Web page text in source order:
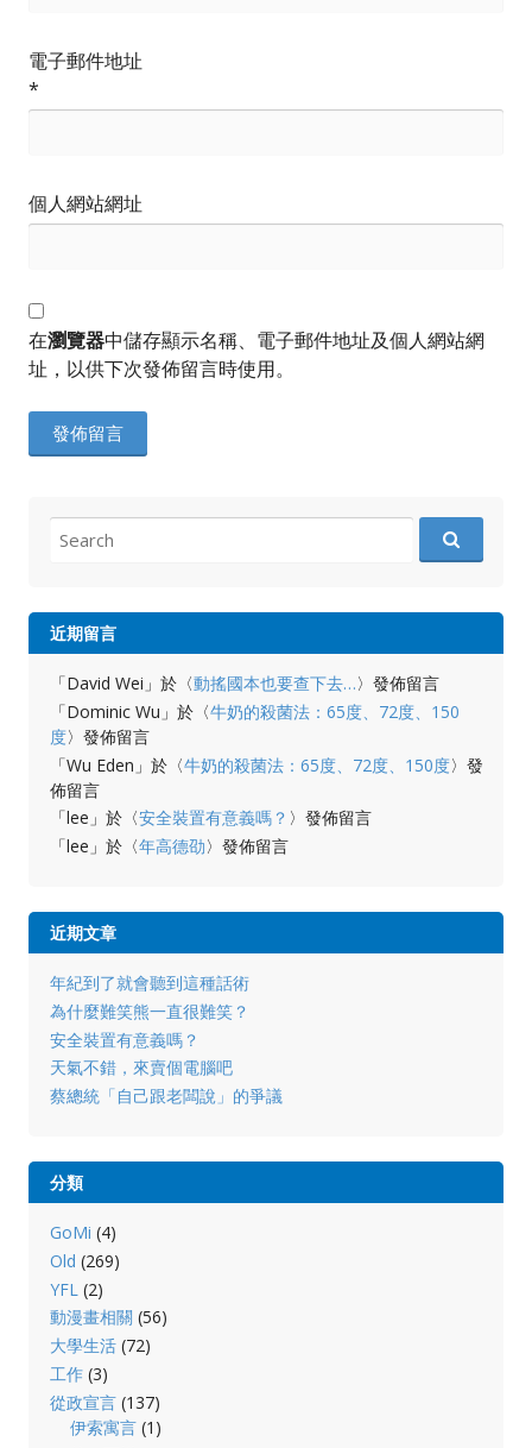
電子郵件地址
*
個人網站網址
在瀏覽器中儲存顯示名稱、電子郵件地址及個人網站網
址，以供下次發佈留言時使用。
for:
近期留言
「David Wei 」於〈動搖國本也要查下去…〉發佈留言
「Dominic Wu 」於〈牛奶的殺菌法：65度、72度、150
度〉發佈留言
「Wu Eden 」於〈牛奶的殺菌法：65度、72度、150度〉發
佈留言
「lee 」於〈安全裝置有意義嗎？ 〉發佈留言
「lee 」於〈年高德劭〉發佈留言
近期文章
年紀到了就會聽到這種話術
為什麼難笑熊一直很難笑？
安全裝置有意義嗎？
天氣不錯，來賣個電腦吧
蔡總統「自己跟老闆說」的爭議
分類
GoMi (4)
Old (269)
YFL (2)
動漫畫相關 (56)
大學生活(72)
工作(3)
從政宣言(137)
伊索寓言 (1)